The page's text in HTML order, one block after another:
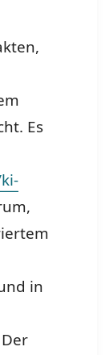
Es
in